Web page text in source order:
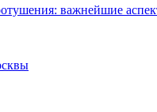
важнейшие